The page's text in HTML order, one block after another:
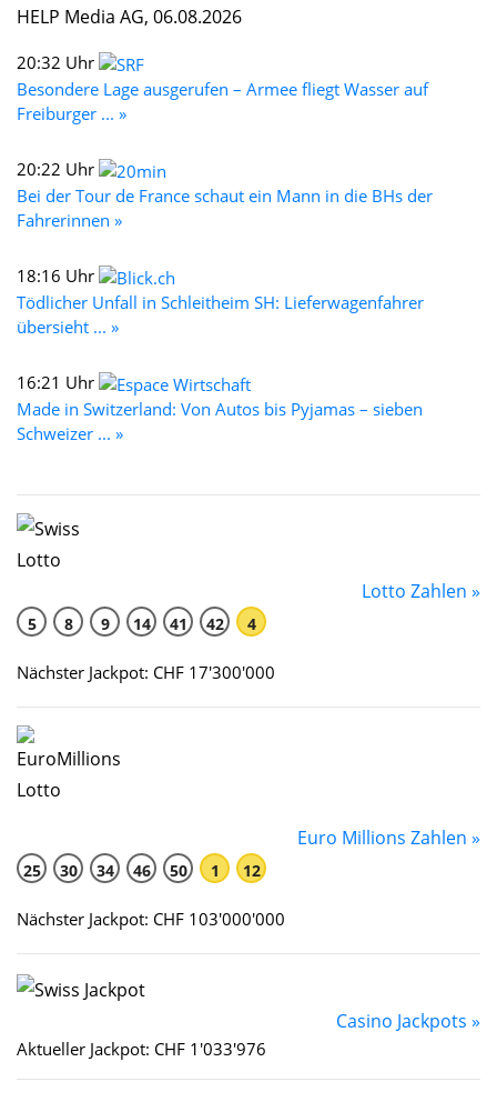
HELP Media AG, 06.08.2026
20:32 Uhr
Besondere Lage ausgerufen – Armee fliegt Wasser auf
Freiburger ... »
20:22 Uhr
Bei der Tour de France schaut ein Mann in die BHs der
Fahrerinnen »
18:16 Uhr
Tödlicher Unfall in Schleitheim SH: Lieferwagenfahrer
übersieht ... »
16:21 Uhr
Made in Switzerland: Von Autos bis Pyjamas – sieben
Schweizer ... »
Lotto Zahlen »
5 8 9 14 41 42 4
Nächster Jackpot: CHF 17'300'000
Euro Millions Zahlen »
25 30 34 46 50 1 12
Nächster Jackpot: CHF 103'000'000
Casino Jackpots »
Aktueller Jackpot: CHF 1'033'976